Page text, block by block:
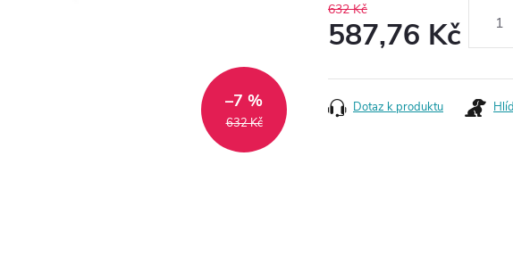
632 Kč
–7 %
632 Kč
587,76 Kč
cena:
Dotaz k produktu